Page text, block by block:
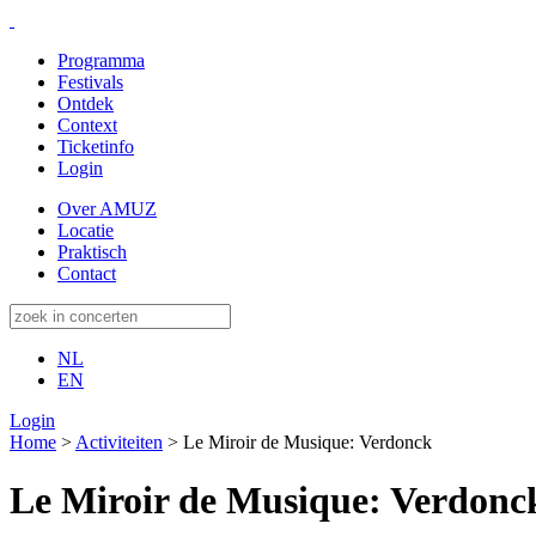
Programma
Festivals
Ontdek
Context
Ticketinfo
Login
Over AMUZ
Locatie
Praktisch
Contact
NL
EN
Login
Home > Activiteiten > Le Miroir de Musique: Verdonck
Le Miroir de Musique: